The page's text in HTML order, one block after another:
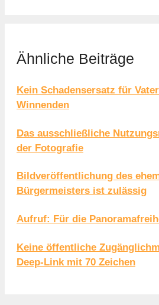
Ähnliche Beiträge
Kein Schadensersatz für
Winnenden
Das ausschließliche
der Fotografie
Bildveröffentlichung des
Bürgermeisters ist zulässig
Aufruf: Für die
Keine öffentliche
Deep-Link mit 70 Zeichen